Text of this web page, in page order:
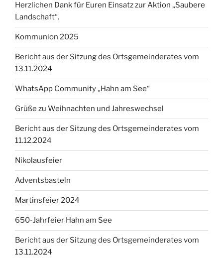
Herzlichen Dank für Euren Einsatz zur Aktion „Saubere
Landschaft“.
Kommunion 2025
Bericht aus der Sitzung des Ortsgemeinderates vom
13.11.2024
WhatsApp Community „Hahn am See“
Grüße zu Weihnachten und Jahreswechsel
Bericht aus der Sitzung des Ortsgemeinderates vom
11.12.2024
Nikolausfeier
Adventsbasteln
Martinsfeier 2024
650-Jahrfeier Hahn am See
Bericht aus der Sitzung des Ortsgemeinderates vom
13.11.2024